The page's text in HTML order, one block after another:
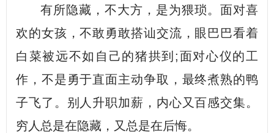
有所隐藏，不大方，是为猥琐。面对喜
欢的女孩，不敢勇敢搭讪交流，眼巴巴看着
白菜被远不如自己的猪拱到;面对心仪的工
作，不是勇于直面主动争取，最终煮熟的鸭
子飞了。别人升职加薪，内心又百感交集。
穷人总是在隐藏，又总是在后悔。